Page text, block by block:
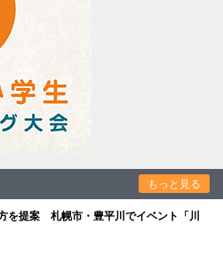
もっと見る
を提案 札幌市・豊平川でイベント「川